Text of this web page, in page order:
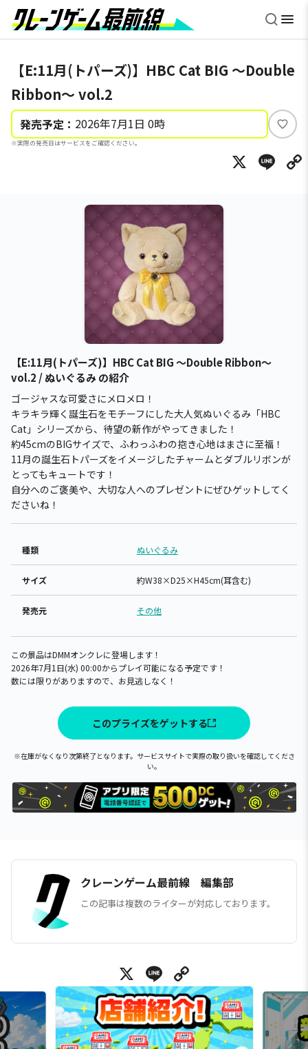
【E:11月(トパーズ)】HBC Cat BIG ～Double
Ribbon～ vol.2
発売予定： 2026年7月1日 0時
※実際の発売日はサービスをご確認ください。
い
ね
X
【E:11月(トパーズ)】HBC Cat BIG ～Double Ribbon～
vol.2 / ぬいぐるみ の紹介
ゴージャスな可愛さにメロメロ！
キラキラ輝く誕生石をモチーフにした大人気ぬいぐるみ「HBC
Cat」シリーズから、待望の新作がやってきました！
約45cmのBIGサイズで、ふわっふわの抱き心地はまさに至福！
11月の誕生石トパーズをイメージしたチャームとダブルリボンが
とってもキュートです！
自分へのご褒美や、大切な人へのプレゼントにぜひゲットしてく
ださいね！
種類 ぬいぐるみ
サイズ 約W38×D25×H45cm(耳含む)
発売元 その他
この景品はDMMオンクレに登場します！
2026年7月1日(水) 00:00からプレイ可能になる予定です！
数には限りがありますので、お見逃しなく！
このプライズをゲットする
※在庫がなくなり次第終了となります。サービスサイトで実際の取り扱いを確認してくださ
い。
クレーンゲーム最前線 編集部
この記事は複数のライターが対応しております。
X Line